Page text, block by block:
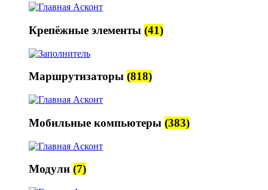
Крепёжные элементы (41)
Маршрутизаторы (818)
Мобильные компьютеры (383)
Модули (7)